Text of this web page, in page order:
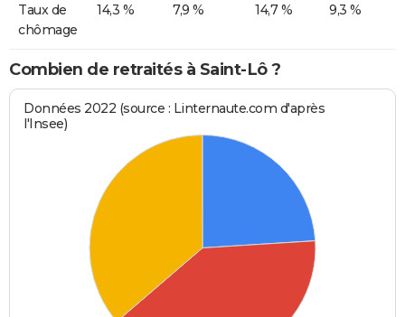
Taux de
chômage
14,3 % 7,9 % 14,7 % 9,3 %
Combien de retraités à Saint-Lô ?
Données 2022 (source : Linternaute.com d'après
l'Insee)